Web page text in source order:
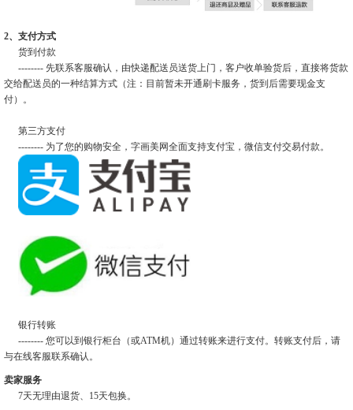
2、支付方式
货到付款
-------- 先联系客服确认，由快递配送员送货上门，客户收单验货后，直接将货款
交给配送员的一种结算方式（注：目前暂未开通刷卡服务，货到后需要现金支
付）。
第三方支付
-------- 为了您的购物安全，字画美网全面支持支付宝，微信支付交易付款。
银行转账
-------- 您可以到银行柜台（或ATM机）通过转账来进行支付。转账支付后，请
与在线客服联系确认。
卖家服务
7天无理由退货、15天包换。